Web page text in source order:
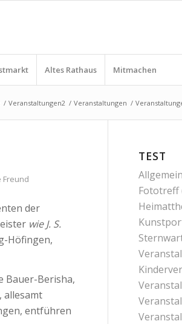
Altes Rathaus Mitmachen
/ Veranstaltungen2 / Veranstaltungen /
Freund
der
wie J. S.
Höfingen,
Bauer-Berisha,
allesamt
entführen
TEST
Allgemein
Fototreff